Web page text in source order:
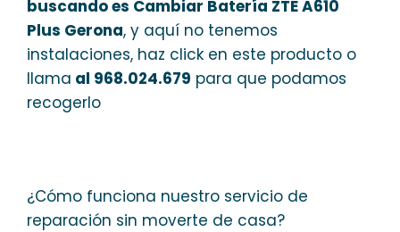
buscando es Cambiar Batería ZTE A610
Plus Gerona, y aquí no tenemos
instalaciones, haz click en este producto o
llama al 968.024.679 para que podamos
recogerlo
¿Cómo funciona nuestro servicio de
reparación sin moverte de casa?